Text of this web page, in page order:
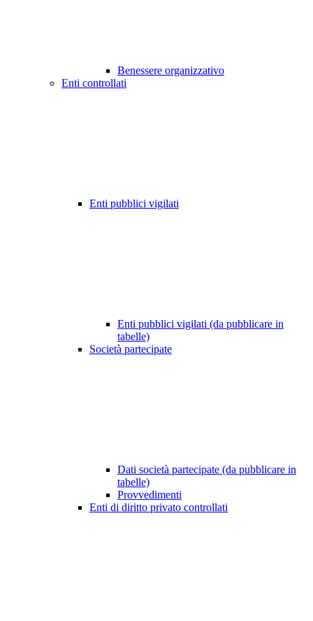
Benessere organizzativo
Enti controllati
Enti pubblici vigilati
Enti pubblici vigilati (da pubblicare in
tabelle)
Società partecipate
Dati società partecipate (da pubblicare in
tabelle)
Provvedimenti
Enti di diritto privato controllati